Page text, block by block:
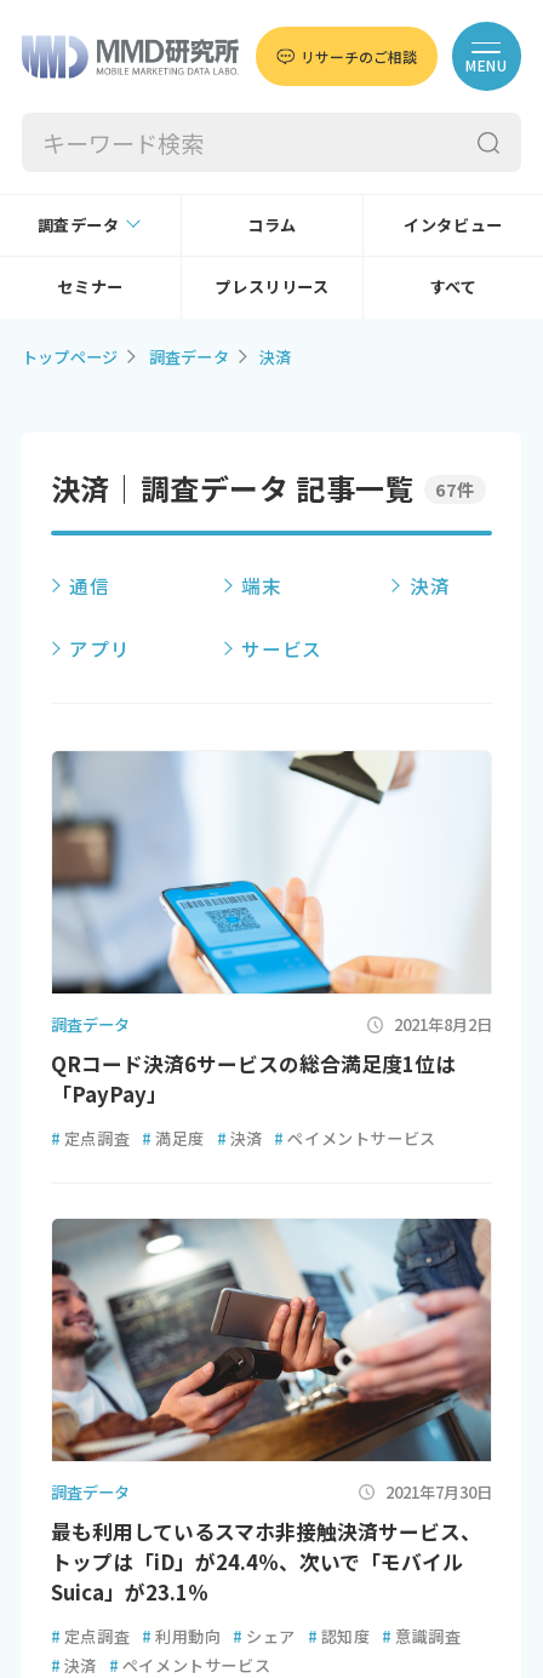
リサーチのご相談 MENU
調査データ コラム インタビュー
セミナー プレスリリース すべて
トップページ 調査データ 決済
決済│調査データ 記事一覧 67件
通信 端末 決済
アプリ サービス
調査データ 2021年8月2日
QRコード決済6サービスの総合満足度1位は
「PayPay」
# 定点調査 # 満足度 # 決済 # ペイメントサービス
調査データ 2021年7月30日
最も利用しているスマホ非接触決済サービス、
トップは「iD」が24.4％、次いで「モバイル
Suica」が23.1％
# 定点調査 # 利用動向 # シェア # 認知度 # 意識調査
# 決済 # ペイメントサービス